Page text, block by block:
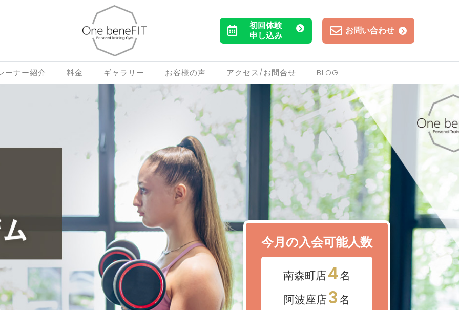
初回体験
申し込み
お問い合わせ
ーナー紹介 料金 ギャラリー お客様の声 アクセス/お問合せ BLOG
今月の入会可能人数
南森町店4名
阿波座店3名